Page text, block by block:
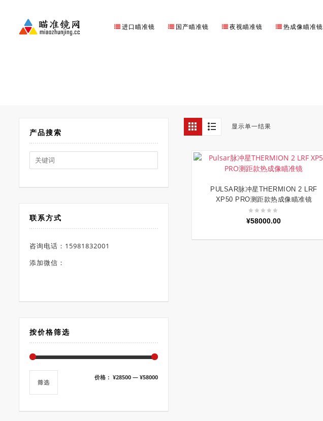
进口瞄准镜 国产瞄准镜 夜视瞄准镜 热成像瞄准镜
产品搜索
Search
for:
联系方式
咨询电话：15981832001
添加微信：
按价格筛选
最最
筛选
价格： ¥28500 — ¥58000
显示单一结果
加入购物车
PULSAR脉冲星THERMION 2 LRF
XP50 PRO测距款热成像瞄准镜
¥58000.00